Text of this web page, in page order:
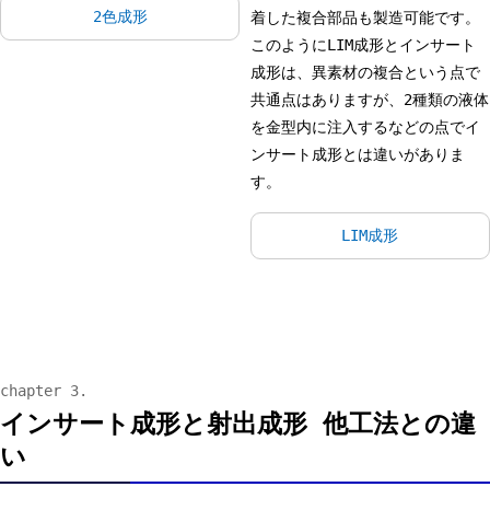
2色成形
着した複合部品も製造可能です。
このようにLIM成形とインサート
成形は、異素材の複合という点で
共通点はありますが、2種類の液体
を金型内に注入するなどの点でイ
ンサート成形とは違いがありま
す。
LIM成形
インサート成形と射出成形 他工法との違
い